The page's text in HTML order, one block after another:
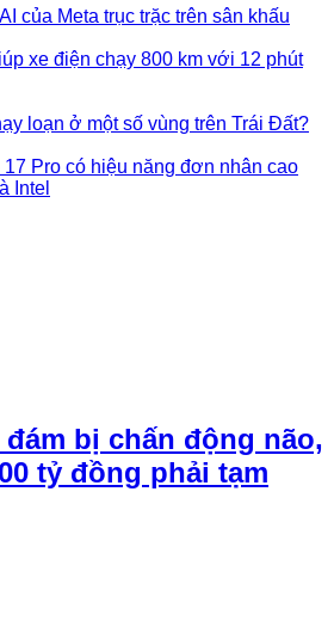
của Meta trục trặc trên sân khấu
xe điện chạy 800 km với 12 phút
loạn ở một số vùng trên Trái Đất?
Pro có hiệu năng đơn nhân cao
Intel
bị chấn động não,
tỷ đồng phải tạm